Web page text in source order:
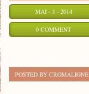
MAI - 3 - 2014
0 COMMENT
POSTED BY CROMALIGNE